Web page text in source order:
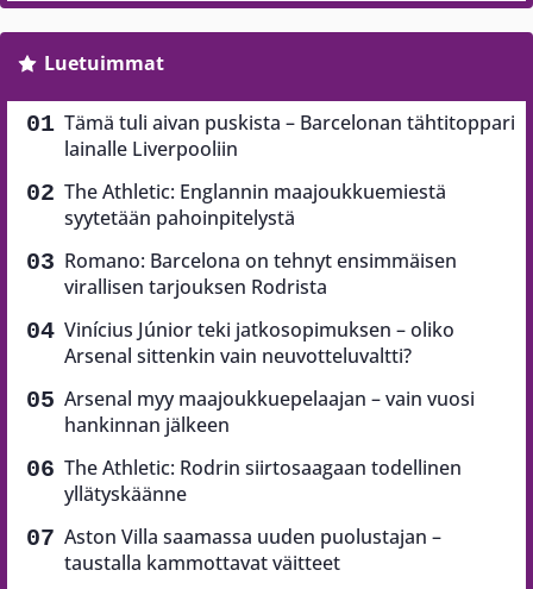
Luetuimmat
Tämä tuli aivan puskista – Barcelonan tähtitoppari
lainalle Liverpooliin
The Athletic: Englannin maajoukkuemiestä
syytetään pahoinpitelystä
Romano: Barcelona on tehnyt ensimmäisen
virallisen tarjouksen Rodrista
Vinícius Júnior teki jatkosopimuksen – oliko
Arsenal sittenkin vain neuvotteluvaltti?
Arsenal myy maajoukkuepelaajan – vain vuosi
hankinnan jälkeen
The Athletic: Rodrin siirtosaagaan todellinen
yllätyskäänne
Aston Villa saamassa uuden puolustajan –
taustalla kammottavat väitteet